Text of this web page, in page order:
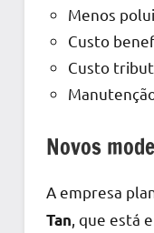
Menos
Custo
Custo
Novos
A empresa
Tan, que está